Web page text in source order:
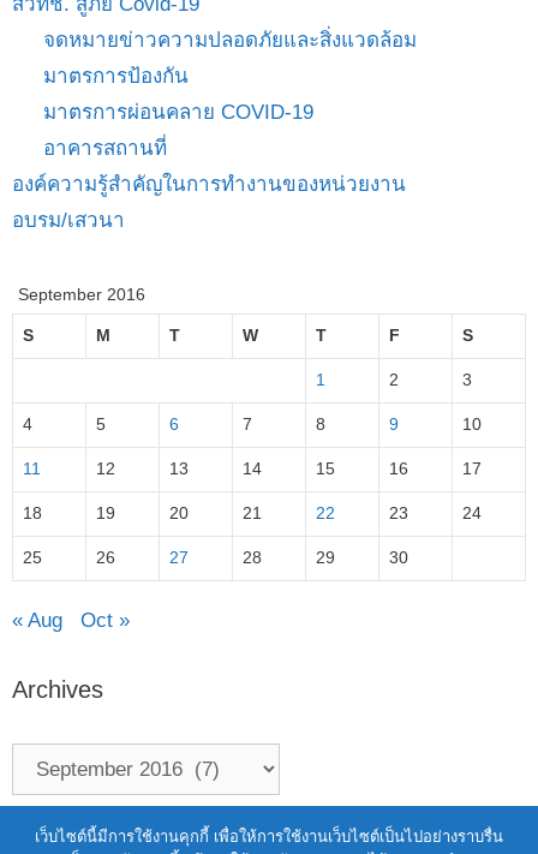
จดหมายข่าวความปลอดภัยและสิ่งแวดล้อม
มาตรการป้องกัน
มาตรการผ่อนคลาย COVID-19
อาคารสถานที่
องค์ความรู้สำคัญในการทำงานของหน่วยงาน
อบรม/เสวนา
September 2016
S M T W T F S
1 2 3
4 5 6 7 8 9 10
11 12 13 14 15 16 17
18 19 20 21 22 23 24
25 26 27 28 29 30
« Aug Oct »
Archives
Terms of Service|Personal Data Protection Policy
เว็บไซต์นี้มีการใช้งานคุกกี้ เพื่อให้การใช้งานเว็บไซต์เป็นไปอย่างราบรื่น